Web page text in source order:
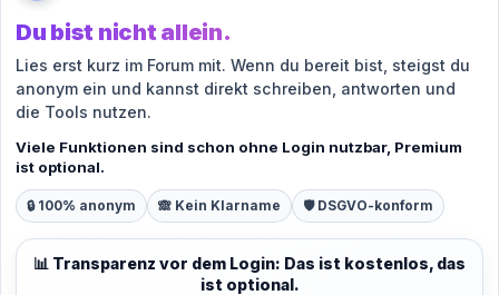
Du bist nicht allein.
Lies erst kurz im Forum mit. Wenn du bereit bist, steigst du
anonym ein und kannst direkt schreiben, antworten und
die Tools nutzen.
Viele Funktionen sind schon ohne Login nutzbar, Premium
ist optional.
🔒 100% anonym 🙈 Kein Klarname 🛡️ DSGVO-konform
📊 Transparenz vor dem Login: Das ist kostenlos, das
ist optional.